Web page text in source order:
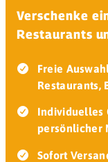
Verschenke
Restaurants
Freie
Restaurants,
Individuelles
persönlicher
Sofort